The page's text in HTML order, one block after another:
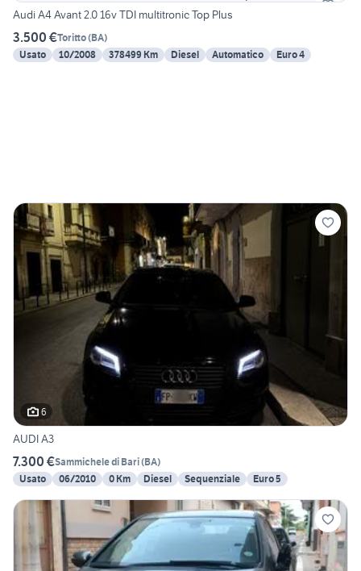
Audi A4 Avant 2.0 16v TDI multitronic Top Plus
3.500 €Toritto(BA)
Usato
10/2008 378499 Km Diesel Automatico Euro 4
6
AUDI A3
7.300 €Sammichele di Bari(BA)
Usato
06/2010 0 Km Diesel Sequenziale Euro 5